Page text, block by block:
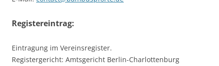
Registereintrag:
Eintragung im Vereinsregister.
Registergericht: Amtsgericht Berlin-Charlottenburg